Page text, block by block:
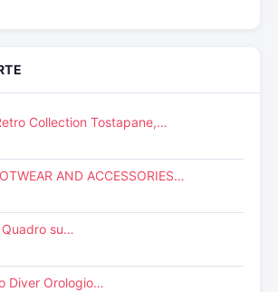
Collection Tostapane,…
AND ACCESSORIES…
Quadro su…
Diver Orologio…